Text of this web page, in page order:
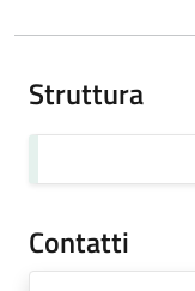
Struttura
Contatti